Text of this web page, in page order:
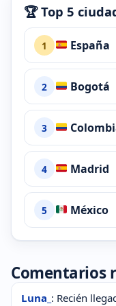
🏆 Top 5
1 España
2 Bogotá
3
4 Madrid
5 México
Comentarios
Luna_ : Recién